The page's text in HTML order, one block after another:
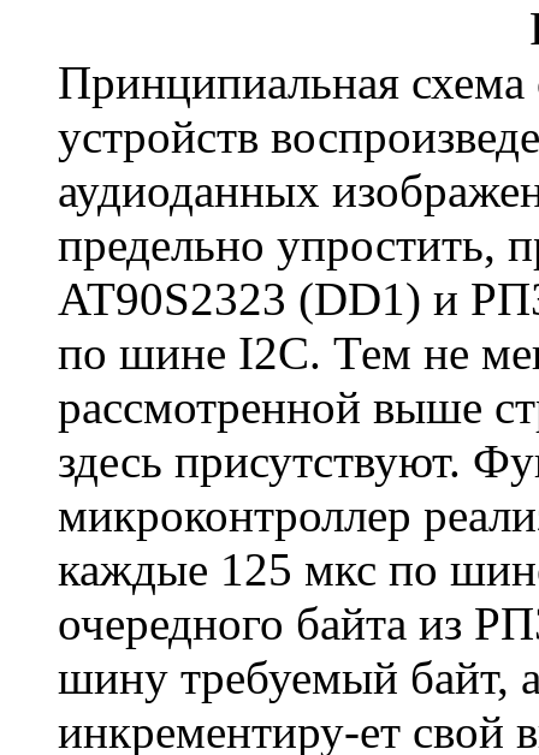
Принципиальная
устройств
аудиоданных
предельно упростить,
AT90S2323 (DD1) и
по шине I2C. Тем не
рассмотренной выше
здесь присутствуют.
микроконтроллер
каждые 125 мкс по
очередного байта из
шину требуемый байт,
инкрементиру-ет свой